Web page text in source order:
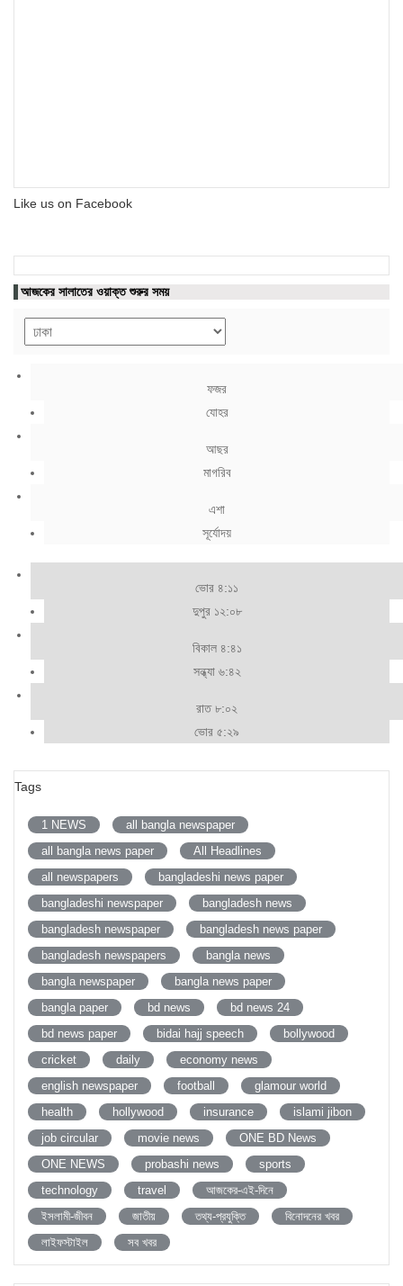
Like us on Facebook
আজকের সালাতের ওয়াক্ত শুরুর সময়
ফজর
যোহর
আছর
মাগরিব
এশা
সূর্যোদয়
ভোর ৪:১১
দুপুর ১২:০৮
বিকাল ৪:৪১
সন্ধ্যা ৬:৪২
রাত ৮:০২
ভোর ৫:২৯
Tags
1 NEWS
all bangla newspaper
all bangla news paper
All Headlines
all newspapers
bangladeshi news paper
bangladeshi newspaper
bangladesh news
bangladesh newspaper
bangladesh news paper
bangladesh newspapers
bangla news
bangla newspaper
bangla news paper
bangla paper
bd news
bd news 24
bd news paper
bidai hajj speech
bollywood
cricket
daily
economy news
english newspaper
football
glamour world
health
hollywood insurance
islami jibon
job circular
movie news
ONE BD News
ONE NEWS
probashi news
sports
technology
travel
আজকের-এই-দিনে
ইসলামী-জীবন
জাতীয় তথ্য-প্রযুক্তি
বিনোদনের খবর
লাইফস্টাইল
সব খবর